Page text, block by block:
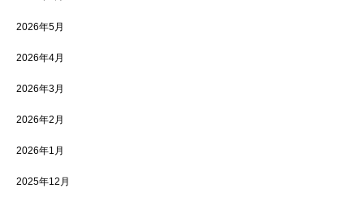
2026年5月
2026年4月
2026年3月
2026年2月
2026年1月
2025年12月